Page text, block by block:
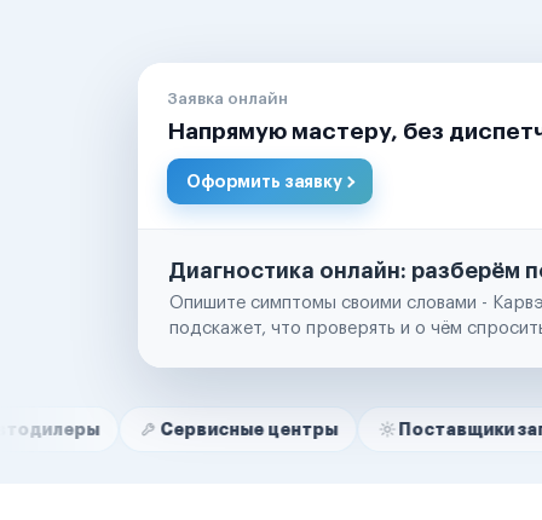
Заявка онлайн
Напрямую мастеру, без
Оформить заявку
Диагностика онлайн: разберём
Опишите симптомы своими словами -
подскажет, что проверять и о чём
Нам доверяют
Сервисные центры Поставщики запчастей
Маркетплейсы